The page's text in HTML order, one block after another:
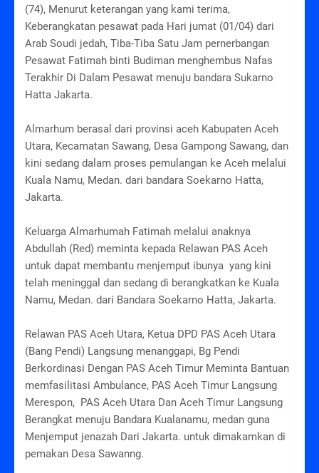
(74), Menurut keterangan yang kami terima,
Keberangkatan pesawat pada Hari jumat (01/04) dari
Arab Soudi jedah, Tiba-Tiba Satu Jam pernerbangan
Pesawat Fatimah binti Budiman menghembus Nafas
Terakhir Di Dalam Pesawat menuju bandara Sukarno
Hatta Jakarta.
Almarhum berasal dari provinsi aceh Kabupaten Aceh
Utara, Kecamatan Sawang, Desa Gampong Sawang, dan
kini sedang dalam proses pemulangan ke Aceh melalui
Kuala Namu, Medan. dari bandara Soekarno Hatta,
Jakarta.
Keluarga Almarhumah Fatimah melalui anaknya
Abdullah (Red) meminta kepada Relawan PAS Aceh
untuk dapat membantu menjemput ibunya yang kini
telah meninggal dan sedang di berangkatkan ke Kuala
Namu, Medan. dari Bandara Soekarno Hatta, Jakarta.
Relawan PAS Aceh Utara, Ketua DPD PAS Aceh Utara
(Bang Pendi) Langsung menanggapi, Bg Pendi
Berkordinasi Dengan PAS Aceh Timur Meminta Bantuan
memfasilitasi Ambulance, PAS Aceh Timur Langsung
Merespon, PAS Aceh Utara Dan Aceh Timur Langsung
Berangkat menuju Bandara Kualanamu, medan guna
Menjemput jenazah Dari Jakarta. untuk dimakamkan di
pemakan Desa Sawanng.